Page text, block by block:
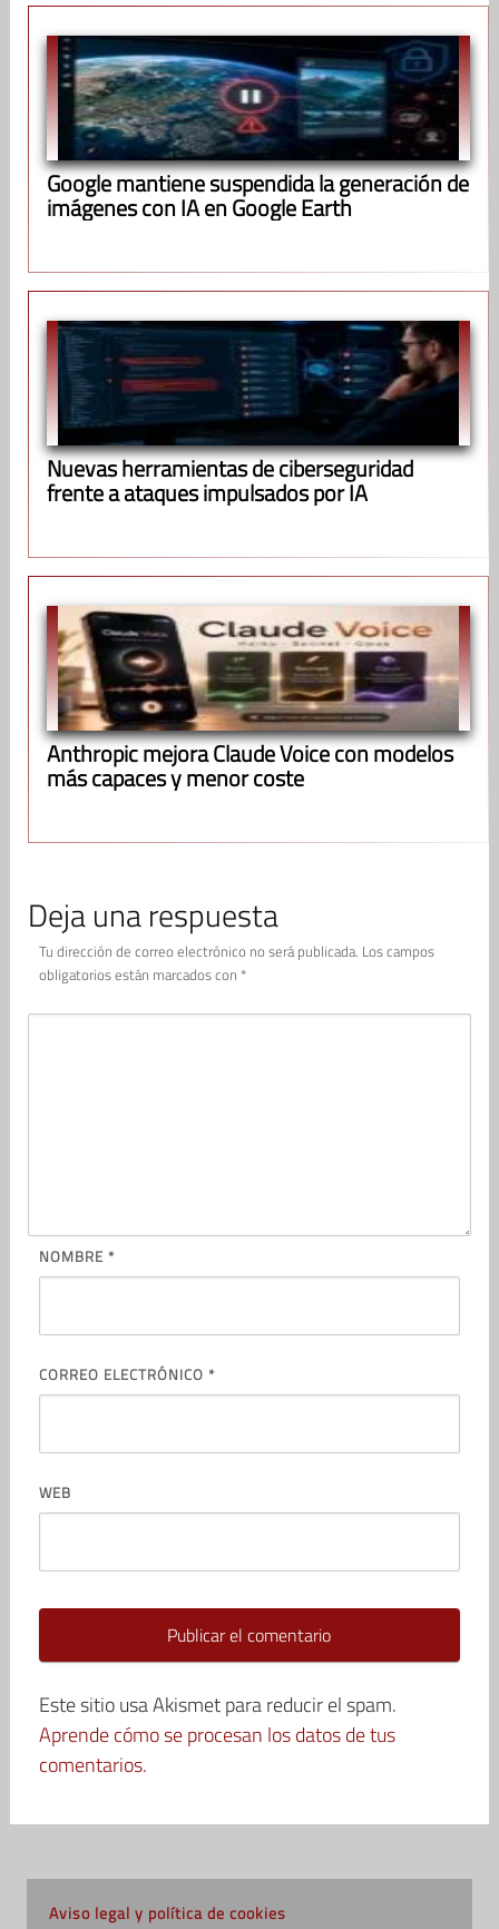
Google mantiene suspendida la generación de
imágenes con IA en Google Earth
Nuevas herramientas de ciberseguridad
frente a ataques impulsados por IA
Anthropic mejora Claude Voice con modelos
más capaces y menor coste
Deja una respuesta
Tu dirección de correo electrónico no será publicada. Los campos
obligatorios están marcados con *
NOMBRE *
CORREO ELECTRÓNICO *
WEB
Este sitio usa Akismet para reducir el spam.
Aprende cómo se procesan los datos de tus
comentarios.
Aviso legal y política de cookies